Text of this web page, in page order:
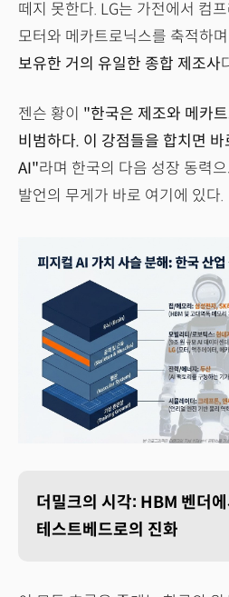
떼지 못한다. LG는 가전에서 컴
모터와 메카트로닉스를 축적하며
보유한 거의 유일한 종합 제조사
젠슨 황이 "한국은 제조와 메카
비범하다. 이 강점들을 합치면
AI"라며 한국의 다음 성장 동력
발언의 무게가 바로 여기에 있다.
더밀크의 시각: HBM 벤더
테스트베드로의 진화